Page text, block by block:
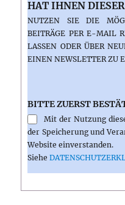
HAT IHNEN
NUTZEN SIE DIE
BEITRÄGE PER E-MAIL
ASSEN ODER ÜBER
INEN NEWSLETTER ZU
BITTE ZUERST
Mit der Nutzung
der Speicherung und
Website einverstanden.
Siehe